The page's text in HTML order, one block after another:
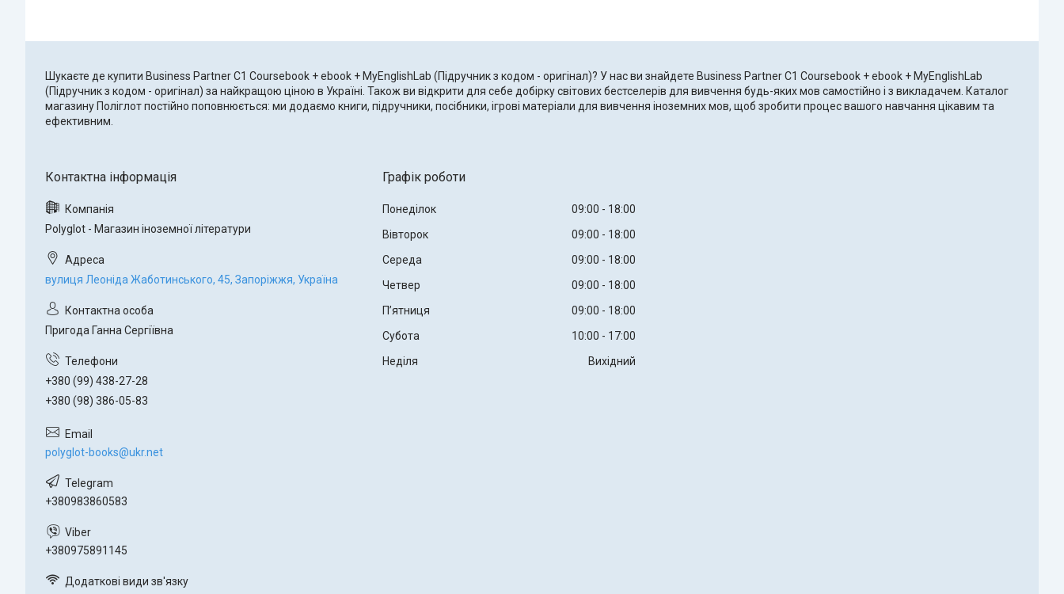
Шукаєте де купити Business Partner C1 Coursebook + ebook + MyEnglishLab (Підручник з кодом - оригінал)? У нас ви знайдете Business Partner C1 Coursebook + ebook + MyEnglishLab
(Підручник з кодом - оригінал) за найкращою ціною в Україні. Також ви відкрити для себе добірку світових бестселерів для вивчення будь-яких мов самостійно і з викладачем. Каталог
магазину Поліглот постійно поповнюється: ми додаємо книги, підручники, посібники, ігрові матеріали для вивчення іноземних мов, щоб зробити процес вашого навчання цікавим та
ефективним.
Polyglot - Магазин іноземної літератури
вулиця Леоніда Жаботинського, 45, Запоріжжя, Україна
Пригода Ганна Сергіївна
+380 (99) 438-27-28
+380 (98) 386-05-83
polyglot-books@ukr.net
+380983860583
+380975891145
Графік роботи
Понеділок 09:00
18:00
Вівторок
09:00
18:00
Середа
09:00
18:00
Четвер
09:00
18:00
Пʼятниця
09:00
18:00
Субота
10:00
17:00
Неділя
Вихідний